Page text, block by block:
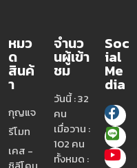
หมว
ด
สินค้
า
กุญแจ
รีโมท
เคส -
จำนว
นผู้เข้า
ชม
วันนี้ : 32
คน
เมื่อวาน :
102 คน
ทั้งหมด :
Soc
ial
Me
dia